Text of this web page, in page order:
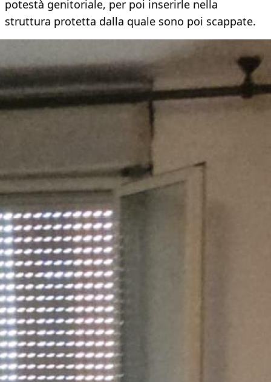
potestà genitoriale, per poi inserirle nella
struttura protetta dalla quale sono poi scappate.